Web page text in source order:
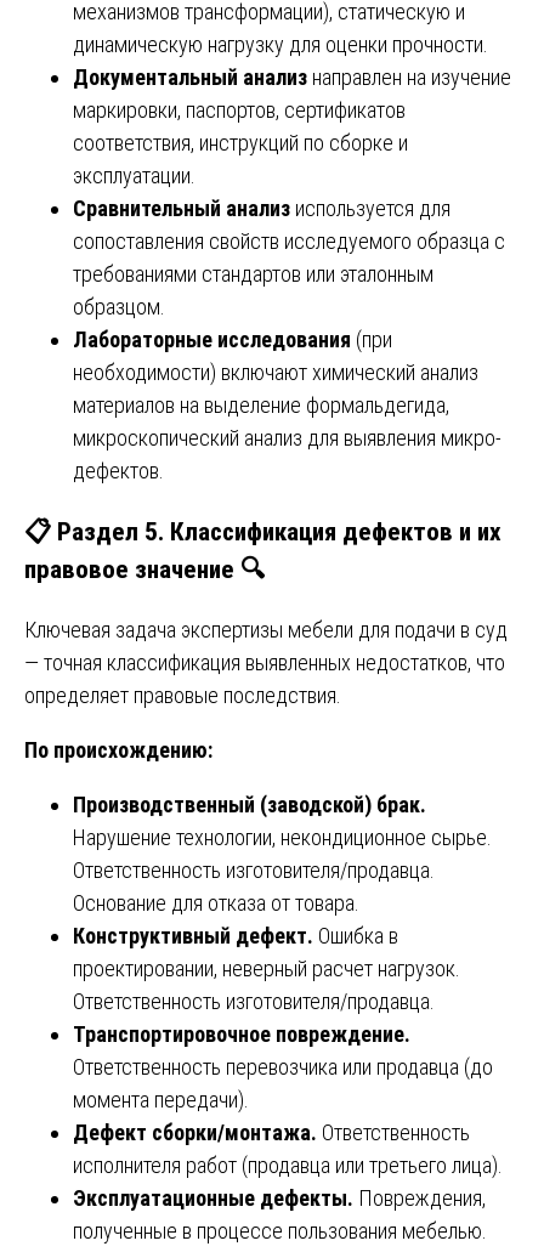
механизмов трансформации), статическую и
динамическую нагрузку для оценки прочности.
Документальный анализ направлен на изучение
маркировки, паспортов, сертификатов
соответствия, инструкций по сборке и
эксплуатации.
Сравнительный анализ используется для
сопоставления свойств исследуемого образца с
требованиями стандартов или эталонным
образцом.
Лабораторные исследования (при
необходимости) включают химический анализ
материалов на выделение формальдегида,
микроскопический анализ для выявления микро-
дефектов.
📋 Раздел 5. Классификация дефектов и их
правовое значение 🔍
Ключевая задача экспертизы мебели для подачи в суд
— точная классификация выявленных недостатков, что
определяет правовые последствия.
По происхождению:
Производственный (заводской) брак.
Нарушение технологии, некондиционное сырье.
Ответственность изготовителя/продавца.
Основание для отказа от товара.
Конструктивный дефект. Ошибка в
проектировании, неверный расчет нагрузок.
Ответственность изготовителя/продавца.
Транспортировочное повреждение.
Ответственность перевозчика или продавца (до
момента передачи).
Дефект сборки/монтажа. Ответственность
исполнителя работ (продавца или третьего лица).
Эксплуатационные дефекты. Повреждения,
полученные в процессе пользования мебелью.